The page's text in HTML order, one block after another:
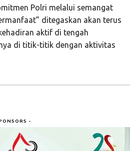
Polri melalui semangat
ditegaskan akan terus
aktif di tengah
di titik-titik dengan aktivitas
-